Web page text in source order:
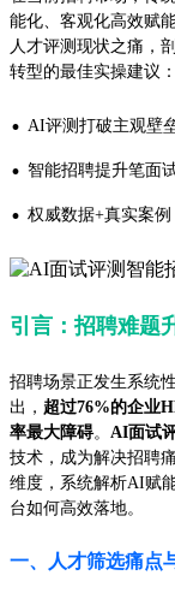
能化、客观化高效赋
人才评测现状之痛，
转型的最佳实操建议：
· AI评测打破主观壁
· 智能招聘提升笔面
· 权威数据+真实案
引言：招聘难题
招聘场景正发生系统
出， 超过76%的企业
率最大障碍。 AI面试
技术，成为解决招聘
维度，系统解析AI赋
台如何高效落地。
一、人才筛选痛点